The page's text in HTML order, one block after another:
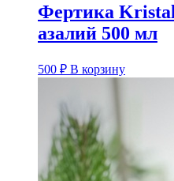
Фертика
азалий 500 мл
500 ₽ В корзину